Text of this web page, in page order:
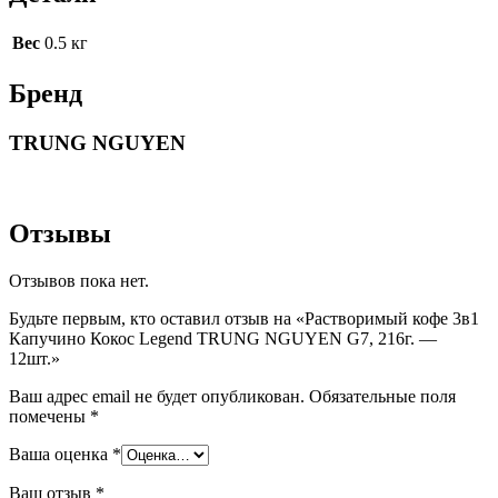
Вес 0.5 кг
Бренд
TRUNG NGUYEN
Отзывы
Отзывов пока нет.
Будьте первым, кто оставил отзыв на «Растворимый кофе 3в1
Капучино Кокос Legend TRUNG NGUYEN G7, 216г. —
12шт.»
Ваш адрес email не будет опубликован. Обязательные поля
помечены *
Ваша оценка *
Ваш отзыв *